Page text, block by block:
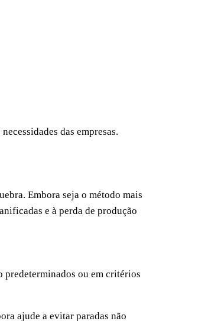
das empresas.
Embora seja o método mais
e à perda de produção
predeterminados ou em critérios
ajude a evitar paradas não